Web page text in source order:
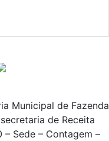
Municipal de Fazenda
de Receita
Sede – Contagem –